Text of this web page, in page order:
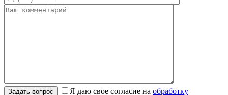
Я даю свое согласие на обработку